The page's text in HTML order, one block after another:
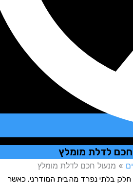
לדלת מומלץ
מנעול חכם לדלת מומלץ
נפרד מהבית המודרני. כאשר